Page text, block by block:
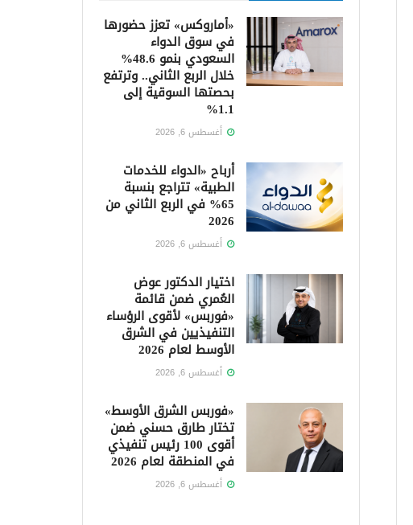
«أماروكس» تعزز حضورها
في سوق الدواء
السعودي بنمو 48.6%
خلال الربع الثاني.. وترتفع
بحصتها السوقية إلى
1.1%
أغسطس 6, 2026
أرباح «الدواء للخدمات
الطبية» تتراجع بنسبة
65% في الربع الثاني من
2026
أغسطس 6, 2026
اختيار الدكتور عوض
العُمري ضمن قائمة
«فوربس» لأقوى الرؤساء
التنفيذيين في الشرق
الأوسط لعام 2026
أغسطس 6, 2026
«فوربس الشرق الأوسط»
تختار طارق حسني ضمن
أقوى 100 رئيس تنفيذي
في المنطقة لعام 2026
أغسطس 6, 2026